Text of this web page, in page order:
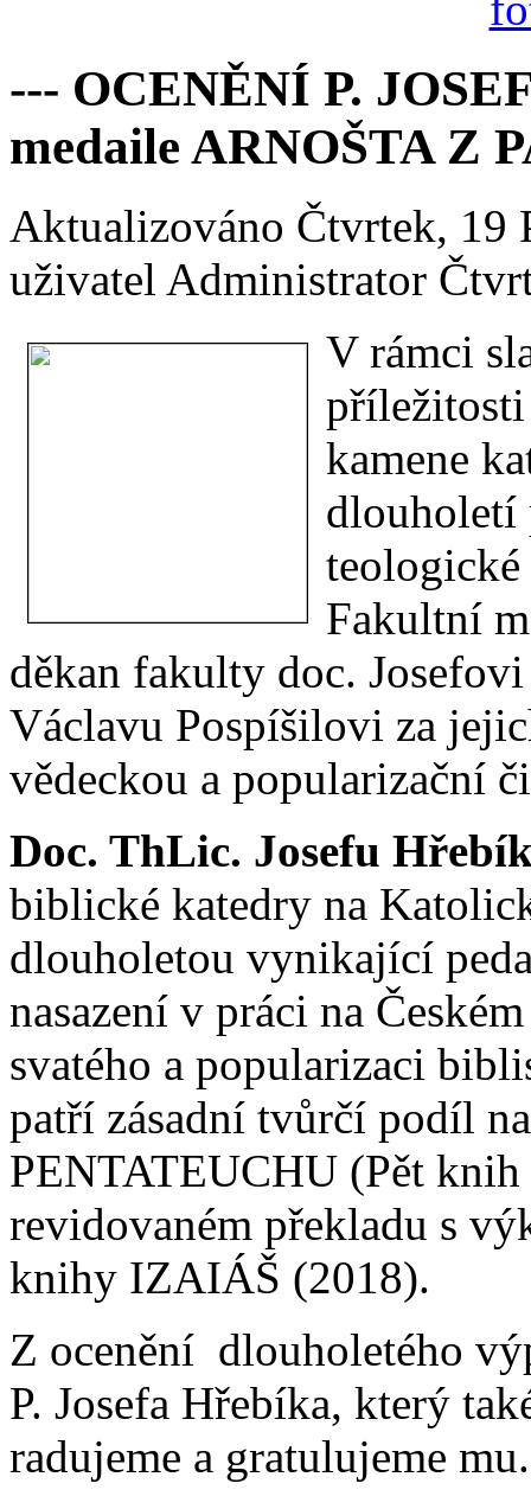
--- OCENĚNÍ P.
medaile ARNOŠTA Z
Aktualizováno Čtvrtek, 19
uživatel Administrator
V rámci
kamene
dlouholetí
Fakultní
děkan fakulty doc.
Václavu Pospíšilovi za
vědeckou a popularizační
Doc. ThLic. Josefu
biblické katedry na
dlouholetou vynikající
nasazení v práci na
svatého a popularizaci
patří zásadní tvůrčí podíl
PENTATEUCHU (Pět
revidovaném překladu s
knihy IZAIÁŠ (2018).
Z ocenění dlouholetého
P. Josefa Hřebíka, který
radujeme a gratulujeme mu.